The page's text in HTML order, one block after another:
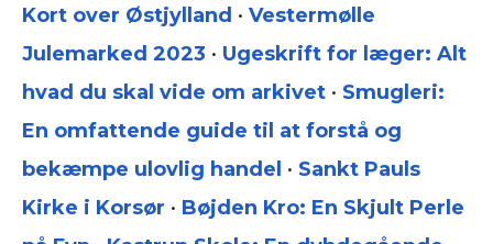
Kort over Østjylland • Vestermølle
Julemarked 2023 • Ugeskrift for læger: Alt
hvad du skal vide om arkivet • Smugleri:
En omfattende guide til at forstå og
bekæmpe ulovlig handel • Sankt Pauls
Kirke i Korsør • Bøjden Kro: En Skjult Perle